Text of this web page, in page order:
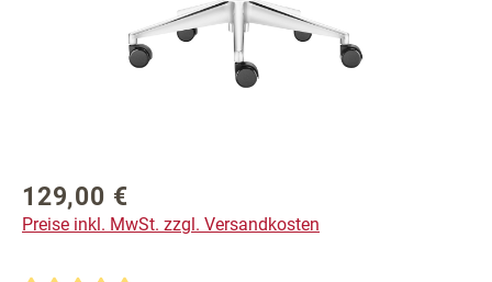
Regulärer Preis:
129,00 €
Preise inkl. MwSt. zzgl. Versandkosten